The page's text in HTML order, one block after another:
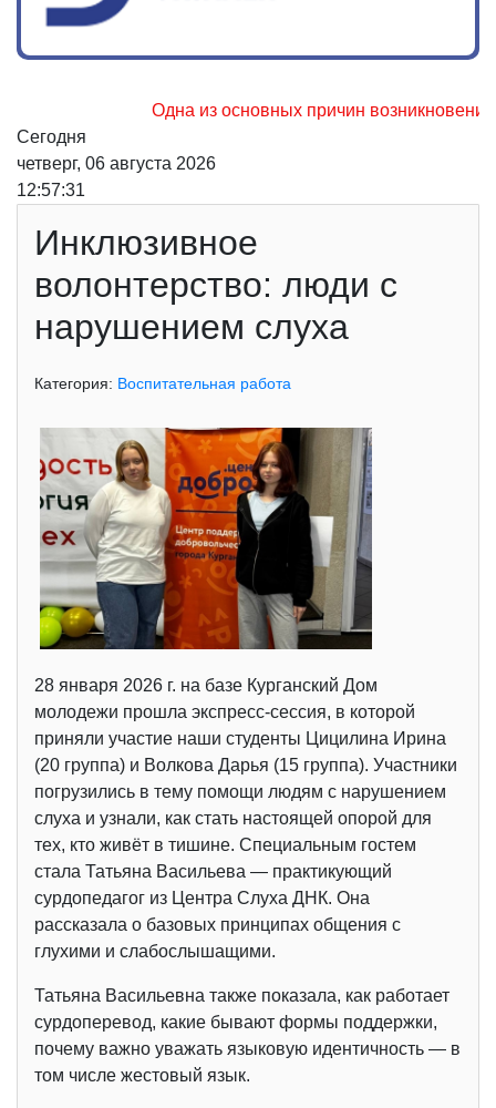
Одна из основных причин возникновения
Сегодня
четверг, 06 августа 2026
12:57:31
Инклюзивное
волонтерство: люди с
нарушением слуха
Категория: Воспитательная работа
28 января 2026 г. на базе Курганский Дом
молодежи прошла экспресс-сессия, в которой
приняли участие наши студенты Цицилина Ирина
(20 группа) и Волкова Дарья (15 группа). Участники
погрузились в тему помощи людям с нарушением
слуха и узнали, как стать настоящей опорой для
тех, кто живёт в тишине. Специальным гостем
стала Татьяна Васильева — практикующий
сурдопедагог из Центра Слуха ДНК. Она
рассказала о базовых принципах общения с
глухими и слабослышащими.
Татьяна Васильевна также показала, как работает
сурдоперевод, какие бывают формы поддержки,
почему важно уважать языковую идентичность — в
том числе жестовый язык.